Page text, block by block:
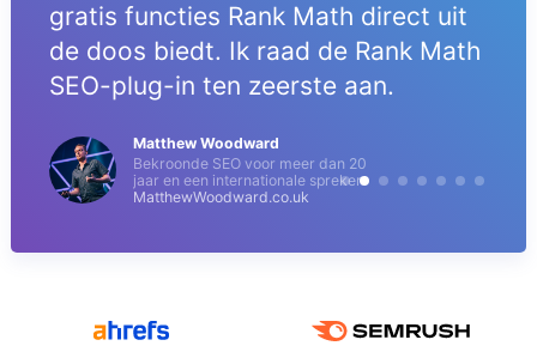
gratis functies Rank Math direct uit
de doos biedt. Ik raad de Rank Math
SEO-plug-in ten zeerste aan.
Matthew Woodward
Bekroonde SEO voor meer dan 20
jaar en een internationale spreker
MatthewWoodward.co.uk